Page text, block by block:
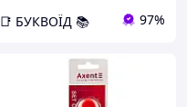
📑 БУКВОЇД 📚 97%